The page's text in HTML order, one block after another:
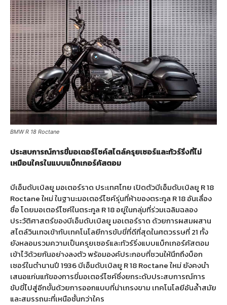
BMW R 18 Roctane
ประสบการณ์การขี่มอเตอร์ไซค์สไตล์ครุยเซอร์และทัวร์ริ่งที่ไม่
เหมือนใครในแบบแบ็กเกอร์คัสตอม
บีเอ็มดับเบิลยู มอเตอร์ราด ประเทศไทย เปิดตัวบีเอ็มดับเบิลยู R 18
Roctane ใหม่ ในฐานะมอเตอร์ไซค์รุ่นที่ห้าของตระกูล R 18 อันเลื่อง
ชื่อ โดยมอเตอร์ไซค์ในตระกูล R 18 อยู่ในกลุ่มที่ร่วมเฉลิมฉลอง
ประวัติศาสตร์ของบีเอ็มดับเบิลยู มอเตอร์ราด ด้วยการผสมผสาน
สไตล์วินเทจเข้ากับเทคโนโลยีการขับขี่ที่ดีที่สุดในศตวรรษที่ 21 ทั้ง
ยังหลอมรวมความเป็นครุยเซอร์และทัวร์ริ่งแบบแบ็กเกอร์คัสตอม
เข้าไว้ด้วยกันอย่างลงตัว พร้อมองค์ประกอบที่ชวนให้นึกถึงบ็อก
เซอร์ในตำนานปี 1936 บีเอ็มดับเบิลยู R 18 Roctane ใหม่ ยังคงนำ
เสนอแก่นแท้ของการขี่มอเตอร์ไซค์ซึ่งยกระดับประสบการณ์การ
ขับขี่ไปสู่อีกขั้นด้วยการออกแบบที่น่าเกรงขาม เทคโนโลยีอันล้ำสมัย
และสมรรถนะที่เหนือชั้นกว่าใคร